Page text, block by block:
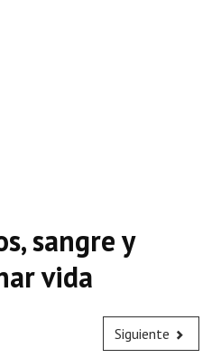
sangre y
vida
Siguiente